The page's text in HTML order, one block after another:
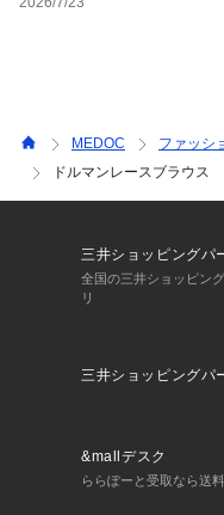
MEDOC ファッシ
ドルマンレースブラウス
三井ショッピングパ
全国の三井ショッピン
リ
三井ショッピングパ
&mallデスク
ららぽーと受取なら送